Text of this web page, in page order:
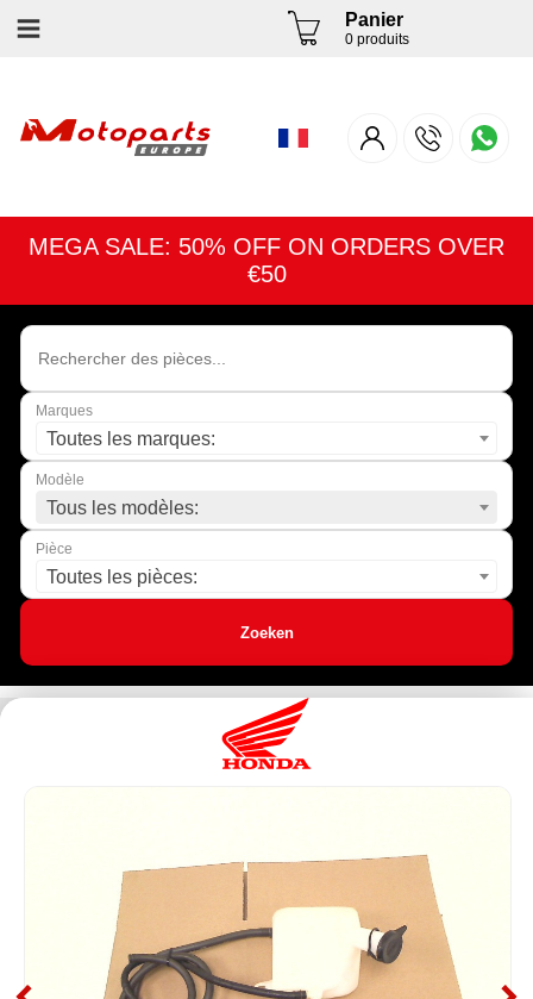
Panier
0 produits
MEGA SALE: 50% OFF ON ORDERS OVER
€50
Marques
Toutes les marques:
Modèle
Tous les modèles:
Pièce
Toutes les pièces:
Zoeken